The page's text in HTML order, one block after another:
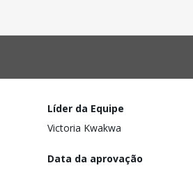
Líder da Equipe
Victoria Kwakwa
Data da aprovação